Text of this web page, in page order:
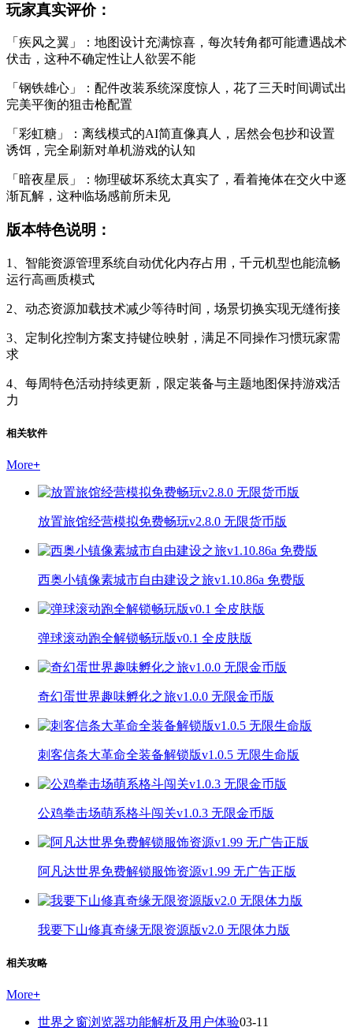
玩家真实评价：
「疾风之翼」：地图设计充满惊喜，每次转角都可能遭遇战术
伏击，这种不确定性让人欲罢不能
「钢铁雄心」：配件改装系统深度惊人，花了三天时间调试出
完美平衡的狙击枪配置
「彩虹糖」：离线模式的AI简直像真人，居然会包抄和设置
诱饵，完全刷新对单机游戏的认知
「暗夜星辰」：物理破坏系统太真实了，看着掩体在交火中逐
渐瓦解，这种临场感前所未见
版本特色说明：
1、智能资源管理系统自动优化内存占用，千元机型也能流畅
运行高画质模式
2、动态资源加载技术减少等待时间，场景切换实现无缝衔接
3、定制化控制方案支持键位映射，满足不同操作习惯玩家需
求
4、每周特色活动持续更新，限定装备与主题地图保持游戏活
力
相关软件
More+
放置旅馆经营模拟免费畅玩v2.8.0 无限货币版
西奥小镇像素城市自由建设之旅v1.10.86a 免费版
弹球滚动跑全解锁畅玩版v0.1 全皮肤版
奇幻蛋世界趣味孵化之旅v1.0.0 无限金币版
刺客信条大革命全装备解锁版v1.0.5 无限生命版
公鸡拳击场萌系格斗闯关v1.0.3 无限金币版
阿凡达世界免费解锁服饰资源v1.99 无广告正版
我要下山修真奇缘无限资源版v2.0 无限体力版
相关攻略
More+
世界之窗浏览器功能解析及用户体验03-11